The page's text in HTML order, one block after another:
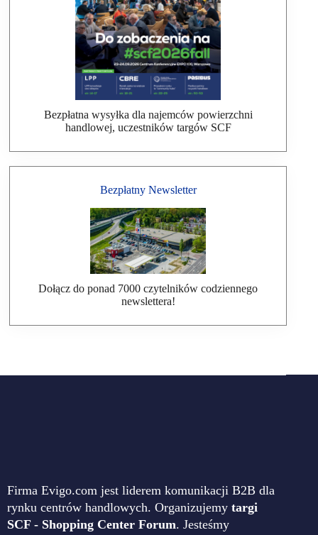
Bezpłatna wysyłka dla najemców powierzchni
handlowej, uczestników targów SCF
Bezpłatny Newsletter
Dołącz do ponad 7000 czytelników codziennego
newslettera!
Firma Evigo.com jest liderem komunikacji B2B dla
rynku centrów handlowych. Organizujemy targi
SCF - Shopping Center Forum. Jesteśmy